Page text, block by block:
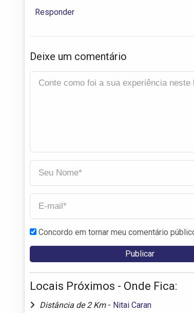
Responder
Deixe um comentário
Concordo em tornar meu comentário
Locais Próximos - Onde Fica:
Distância de 2 Km - Nitai Caran